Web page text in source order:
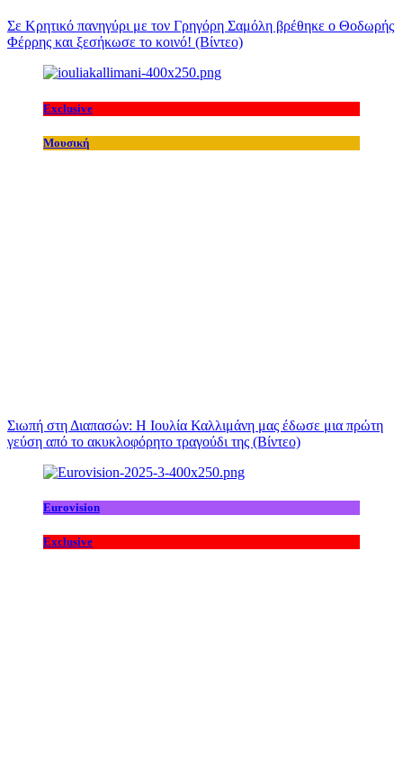
Σε Κρητικό πανηγύρι με τον Γρηγόρη Σαμόλη βρέθηκε ο Θοδωρής
Φέρρης και ξεσήκωσε το κοινό! (Βίντεο)
Exclusive
Μουσική
Σιωπή στη Διαπασών: Η Ιουλία Καλλιμάνη μας έδωσε μια πρώτη
γεύση από το ακυκλοφόρητο τραγούδι της (Βίντεο)
Eurovision
Exclusive